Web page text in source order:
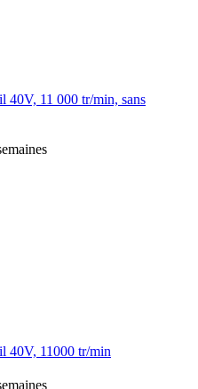
40V, 11 000 tr/min, sans
40V, 11000 tr/min